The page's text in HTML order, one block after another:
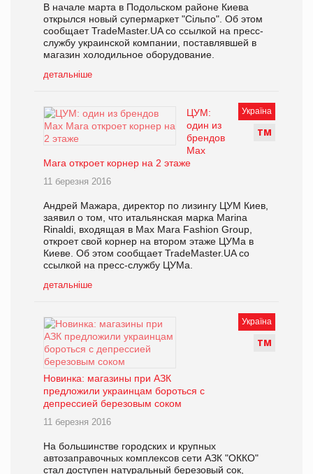
В начале марта в Подольском районе Киева
открылся новый супермаркет "Сільпо". Об этом
сообщает TradeMaster.UA со ссылкой на пресс-
службу украинской компании, поставлявшей в
магазин холодильное оборудование.
детальніше
Україна
ТМ
ЦУМ:
один из
брендов
Max
Mara откроет корнер на 2 этаже
11 березня 2016
Андрей Мажара, директор по лизингу ЦУМ Киев,
заявил о том, что итальянская марка Marina
Rinaldi, входящая в Max Mara Fashion Group,
откроет свой корнер на втором этаже ЦУМа в
Киеве. Об этом сообщает TradeMaster.UA со
ссылкой на пресс-службу ЦУМа.
детальніше
Україна
ТМ
Новинка: магазины при АЗК
предложили украинцам бороться с
депрессией березовым соком
11 березня 2016
На большинстве городских и крупных
автозаправочных комплексов сети АЗК "ОККО"
стал доступен натуральный березовый сок,